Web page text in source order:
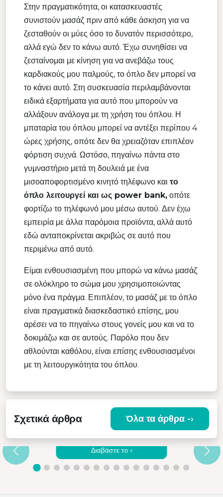
Στην πραγματικότητα, οι κατασκευαστές
συνιστούν μασάζ πριν από κάθε άσκηση για να
ζεσταθούν οι μύες όσο το δυνατόν περισσότερο,
αλλά εγώ δεν το κάνω αυτό. Έχω συνηθίσει να
ζεσταίνομαι με κίνηση για να ανεβάζω τους
καρδιακούς μου παλμούς, το όπλο δεν μπορεί να
το κάνει αυτό. Στη συσκευασία περιλαμβάνονται
ειδικά εξαρτήματα για αυτό που μπορούν να
αλλάξουν ανάλογα με τη χρήση του όπλου. Η
μπαταρία του όπλου μπορεί να αντέξει περίπου 4
ώρες χρήσης, οπότε δεν θα χρειαζόταν επιπλέον
φόρτιση συχνά. Ωστόσο, πηγαίνω πάντα στο
γυμναστήριο μετά τη δουλειά με ένα
μισοαποφορτισμένο κινητό τηλέφωνο και το
όπλο λειτουργεί και ως power bank, οπότε
φορτίζω το τηλέφωνό μου μέσω αυτού. Δεν έχω
εμπειρία με άλλα παρόμοια προϊόντα, αλλά αυτό
εδώ ανταποκρίνεται ακριβώς σε αυτό που
περιμένω από αυτό.
Είμαι ενθουσιασμένη που μπορώ να κάνω μασάζ
σε ολόκληρο το σώμα μου χρησιμοποιώντας
μόνο ένα πράγμα. Επιπλέον, το μασάζ με το όπλο
είναι πραγματικά διασκεδαστικό επίσης, μου
αρέσει να το πηγαίνω στους γονείς μου και να το
δοκιμάζω και σε αυτούς. Παρόλο που δεν
αθλούνται καθόλου, είναι επίσης ενθουσιασμένοι
με τη λειτουργικότητα του όπλου.
Σχετικά άρθρα Όλα τα άρθρα -›
ΓΙΑΤΊ ΝΑ ΕΠΙΛΈΞΕΤΕ ΈΝΑ ΠΟΙΟΤΙΚΌ
ΔΟΝΗΤΙΚΌ ΜΑΣΆΖ
Διαβάστε το ›